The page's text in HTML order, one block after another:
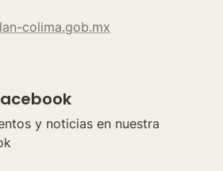
colima.gob.mx
y noticias en nuestra